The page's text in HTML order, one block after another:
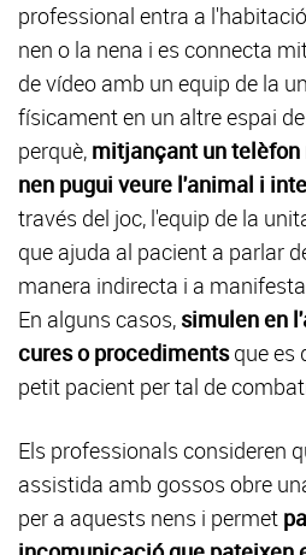
professional entra a
nen o la nena i es connecta
de vídeo amb un equip de la
físicament en un altre espai
perquè, mitjançant un telèfon
nen pugui veure l'animal i
través del joc, l'equip de la
que ajuda al pacient a parlar
manera indirecta i a
En alguns casos, simulen en
cures o procedimentsque es
petit pacient per tal de
Els professionals consideren
assistida amb gossos obre
per a aquests nens i permet